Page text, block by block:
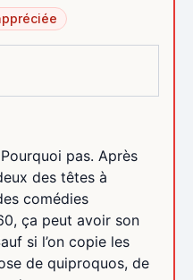
pas. Après
des têtes à
comédies
ça peut avoir son
si l’on copie les
de quiproquos, de